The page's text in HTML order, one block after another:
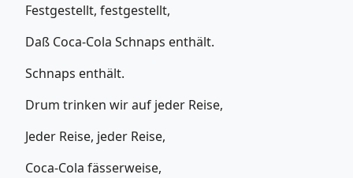
Festgestellt, festgestellt,
Daß Coca-Cola Schnaps enthält.
Schnaps enthält.
Drum trinken wir auf jeder Reise,
Jeder Reise, jeder Reise,
Coca-Cola fässerweise,